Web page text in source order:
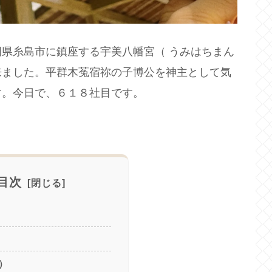
糸島市に鎮座する宇美八幡宮（ うみはちまん
した。平群木菟宿祢の子博公を神主として気
今日で、６１８社目です。
次